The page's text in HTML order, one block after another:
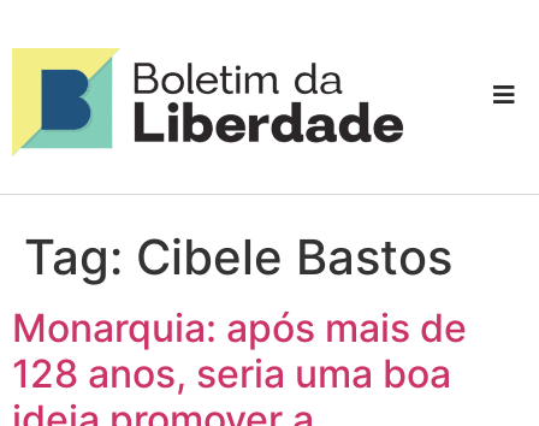
Tag: Cibele Bastos
Monarquia: após mais de
128 anos, seria uma boa